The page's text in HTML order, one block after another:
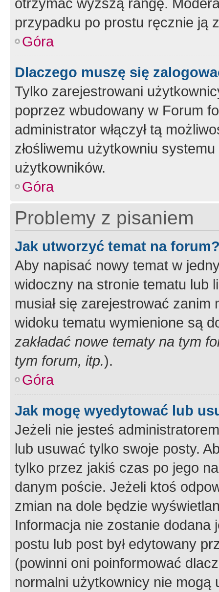
przypadku po prostu ręcznie ją
Góra
Dlaczego muszę się
Tylko zarejestrowani
poprzez wbudowany w Forum
administrator włączył tą
złośliwemu użytkowniu
użytkowników.
Góra
Problemy z pisaniem
Jak utworzyć temat na
Aby napisać nowy temat w
widoczny na stronie tematu lub
musiał się zarejestrować
widoku tematu wymienione są
zakładać nowe tematy na tym
tym forum, itp.).
Góra
Jak mogę wyedytować lub
Jeżeli nie jesteś
lub usuwać tylko swoje posty.
tylko przez jakiś czas po jego
danym poście. Jeżeli ktoś
zmian na dole będzie
Informacja nie zostanie dodana
postu lub post był edytowany
(powinni oni poinformować
normalni użytkownicy nie